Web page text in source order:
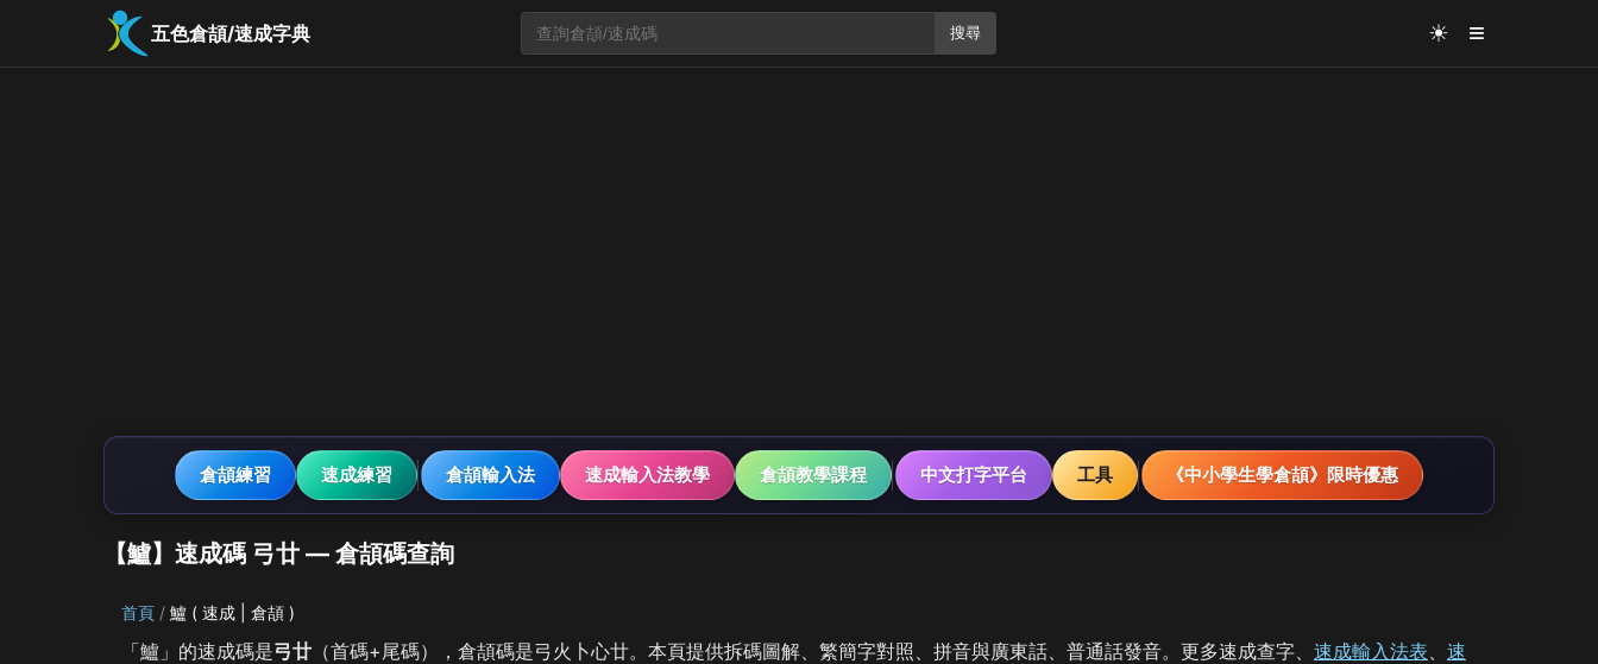
五色倉頡/速成字典 搜尋 ☀ ≡
倉頡練習 速成練習 倉頡輸入法 速成輸入法教學 倉頡教學課程 中文打字平台 工具 《中小學生學倉頡》限時優惠
【鱸】速成碼 弓廿 — 倉頡碼查詢
首頁 鱸 ( 速成 | 倉頡 )
「鱸」的速成碼是弓廿 （首碼+尾碼），倉頡碼是弓火卜心廿。本頁提供拆碼圖解、繁簡字對照、拼音與廣東話、普通話發音。更多速成查字、 速成輸入法表、 速